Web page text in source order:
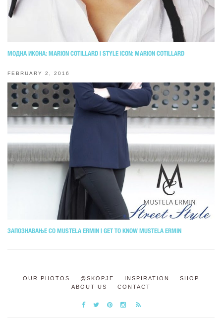
МОДНА ИКОНА: MARION COTILLARD | STYLE ICON: MARION COTILLARD
FEBRUARY 2, 2016
ЗАПОЗНАВАЊЕ СО MUSTELA ERMIN | GET TO KNOW MUSTELA ERMIN
OUR PHOTOS @SKOPJE INSPIRATION
SHOP
ABOUT US
CONTACT